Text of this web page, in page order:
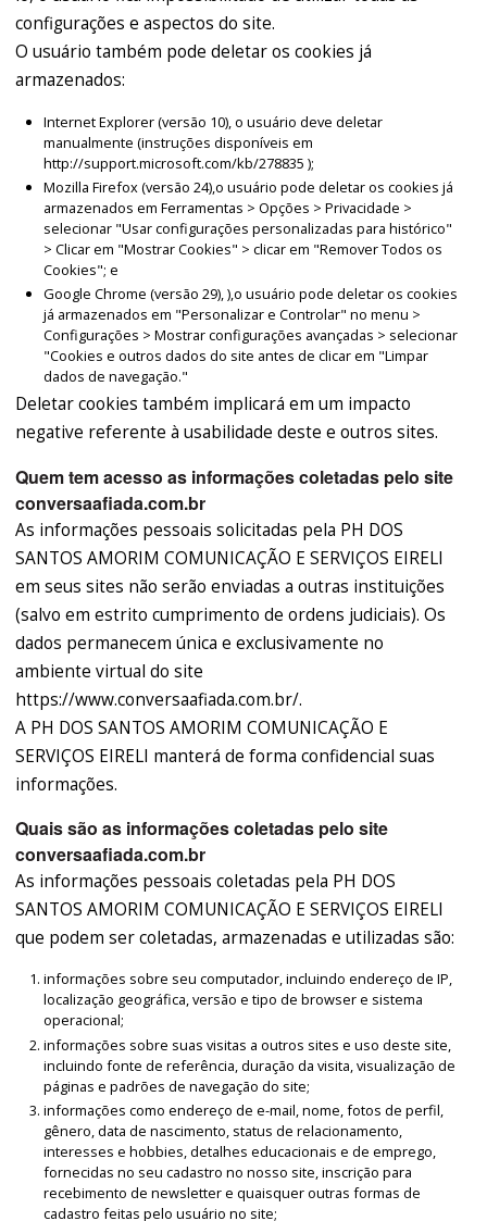
configurações e aspectos do site.
O usuário também pode deletar os cookies já
armazenados:
Internet Explorer (versão 10), o usuário deve deletar
manualmente (instruções disponíveis em
http://support.microsoft.com/kb/278835 );
Mozilla Firefox (versão 24),o usuário pode deletar os cookies já
armazenados em Ferramentas > Opções > Privacidade >
selecionar "Usar configurações personalizadas para histórico"
> Clicar em "Mostrar Cookies" > clicar em "Remover Todos os
Cookies"; e
Google Chrome (versão 29), ),o usuário pode deletar os cookies
já armazenados em "Personalizar e Controlar" no menu >
Configurações > Mostrar configurações avançadas > selecionar
"Cookies e outros dados do site antes de clicar em "Limpar
dados de navegação."
Deletar cookies também implicará em um impacto
negative referente à usabilidade deste e outros sites.
Quem tem acesso as informações coletadas pelo site
conversaafiada.com.br
As informações pessoais solicitadas pela PH DOS
SANTOS AMORIM COMUNICAÇÃO E SERVIÇOS EIRELI
em seus sites não serão enviadas a outras instituições
(salvo em estrito cumprimento de ordens judiciais). Os
dados permanecem única e exclusivamente no
ambiente virtual do site
https://www.conversaafiada.com.br/.
A PH DOS SANTOS AMORIM COMUNICAÇÃO E
SERVIÇOS EIRELI manterá de forma confidencial suas
informações.
Quais são as informações coletadas pelo site
conversaafiada.com.br
As informações pessoais coletadas pela PH DOS
SANTOS AMORIM COMUNICAÇÃO E SERVIÇOS EIRELI
que podem ser coletadas, armazenadas e utilizadas são:
informações sobre seu computador, incluindo endereço de IP,
localização geográfica, versão e tipo de browser e sistema
operacional;
informações sobre suas visitas a outros sites e uso deste site,
incluindo fonte de referência, duração da visita, visualização de
páginas e padrões de navegação do site;
informações como endereço de e-mail, nome, fotos de perfil,
gênero, data de nascimento, status de relacionamento,
interesses e hobbies, detalhes educacionais e de emprego,
fornecidas no seu cadastro no nosso site, inscrição para
recebimento de newsletter e quaisquer outras formas de
cadastro feitas pelo usuário no site;